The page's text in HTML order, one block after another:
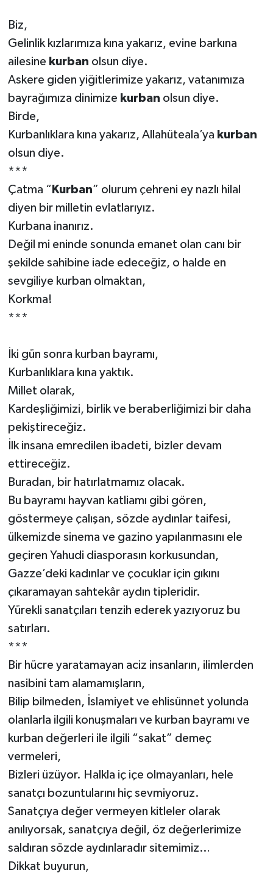
Biz,
Gelinlik kızlarımıza kına yakarız, evine barkına
ailesine kurban olsun diye.
Askere giden yiğitlerimize yakarız, vatanımıza
bayrağımıza dinimize kurban olsun diye.
Birde,
Kurbanlıklara kına yakarız, Allahüteala’ya kurban
olsun diye.
***
Çatma “ Kurban” olurum çehreni ey nazlı hilal
diyen bir milletin evlatlarıyız.
Kurbana inanırız.
Değil mi eninde sonunda emanet olan canı bir
şekilde sahibine iade edeceğiz, o halde en
sevgiliye kurban olmaktan,
Korkma!
***
İki gün sonra kurban bayramı,
Kurbanlıklara kına yaktık.
Millet olarak,
Kardeşliğimizi, birlik ve beraberliğimizi bir daha
pekiştireceğiz.
İlk insana emredilen ibadeti, bizler devam
ettireceğiz.
Buradan, bir hatırlatmamız olacak.
Bu bayramı hayvan katliamı gibi gören,
göstermeye çalışan, sözde aydınlar taifesi,
ülkemizde sinema ve gazino yapılanmasını ele
geçiren Yahudi diasporasın korkusundan,
Gazze’deki kadınlar ve çocuklar için gıkını
çıkaramayan sahtekâr aydın tipleridir.
Yürekli sanatçıları tenzih ederek yazıyoruz bu
satırları.
***
Bir hücre yaratamayan aciz insanların, ilimlerden
nasibini tam alamamışların,
Bilip bilmeden, İslamiyet ve ehlisünnet yolunda
olanlarla ilgili konuşmaları ve kurban bayramı ve
kurban değerleri ile ilgili “sakat” demeç
vermeleri,
Bizleri üzüyor. Halkla iç içe olmayanları, hele
sanatçı bozuntularını hiç sevmiyoruz.
Sanatçıya değer vermeyen kitleler olarak
anılıyorsak, sanatçıya değil, öz değerlerimize
saldıran sözde aydınlaradır sitemimiz…
Dikkat buyurun,